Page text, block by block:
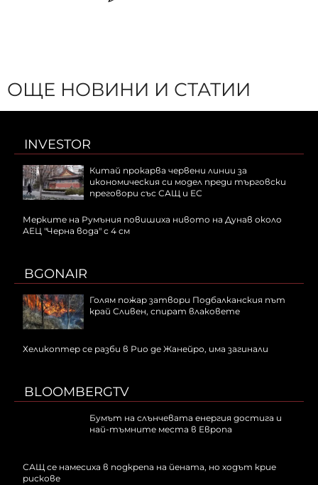
ОЩЕ НОВИНИ И СТАТИИ
INVESTOR
Китай прокарва червени линии за
икономическия си модел преди търговски
преговори със САЩ и ЕС
Мерките на Румъния повишиха нивото на Дунав около
АЕЦ "Черна вода" с 4 см
BGONAIR
Голям пожар затвори Подбалканския път
край Сливен, спират влаковете
Хеликоптер се разби в Рио де Жанейро, има загинали
BLOOMBERGTV
Бумът на слънчевата енергия достига и
най-тъмните места в Европа
САЩ се намесиха в подкрепа на йената, но ходът крие
рискове